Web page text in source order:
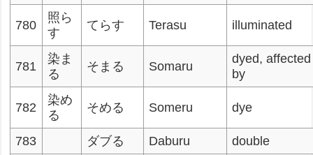
780
照ら
す
てらす Terasu illuminated
781
染ま
る
そまる Somaru
dyed, affected
by
782
染め
る
そめる Someru dye
783 ダブる Daburu double